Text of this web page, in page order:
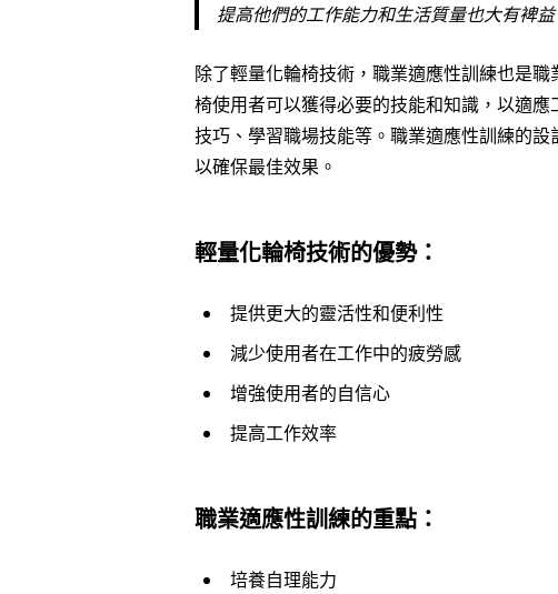
提高他們的工作能力和生活質量也大有裨益
除了輕量化輪椅技術，職業適應性訓練也是
椅使用者可以獲得必要的技能和知識，以適
技巧、學習職場技能等。職業適應性訓練的
以確保最佳效果。
輕量化輪椅技術的優勢：
提供更大的靈活性和便利性
減少使用者在工作中的疲勞感
增強使用者的自信心
提高工作效率
職業適應性訓練的重點：
培養自理能力